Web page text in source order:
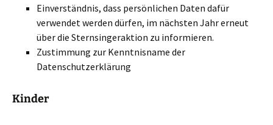
Einverständnis, dass persönlichen Daten dafür
verwendet werden dürfen, im nächsten Jahr erneut
über die Sternsingeraktion zu informieren.
Zustimmung zur Kenntnisname der
Datenschutzerklärung
Kinder